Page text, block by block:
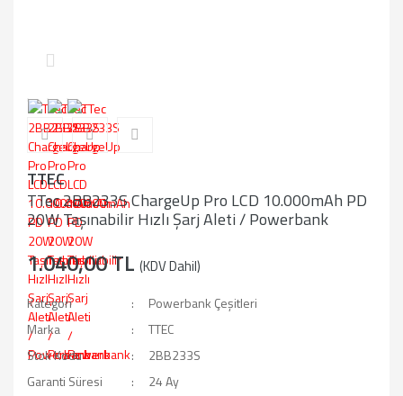
TTEC
TTec 2BB233S ChargeUp Pro LCD 10.000mAh PD
20W Taşınabilir Hızlı Şarj Aleti / Powerbank
1.040,00 TL (KDV Dahil)
Kategori
Powerbank Çeşitleri
Marka
TTEC
Stok Kodu
2BB233S
Garanti Süresi
24 Ay